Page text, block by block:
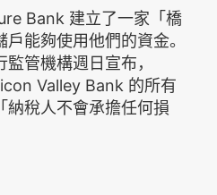
Bank 建立了一家「橋
能夠使用他們的資金。
管機構週日宣布，
Valley Bank 的所有
納稅人不會承擔任何損